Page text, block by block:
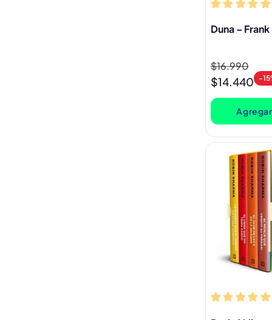
Duna –
Precio
habitual
$16.990
Precio
de
oferta
$14.440 -